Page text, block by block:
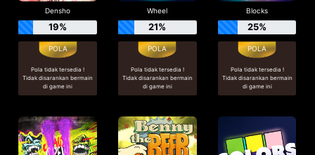
Densho
19%
Pola tidak tersedia !
Tidak disarankan bermain
di game ini
Wheel
21%
Pola tidak tersedia !
Tidak disarankan bermain
di game ini
Blocks
25%
Pola tidak tersedia !
Tidak disarankan bermain
di game ini